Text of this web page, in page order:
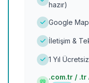
hazır)
Google
İletişim &
1 Yıl
.com.tr / .tr